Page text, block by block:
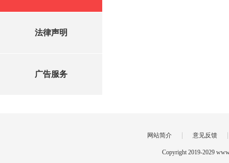
法律声明
广告服务
网站简介 | 意见反馈
Copyright 2019-2029